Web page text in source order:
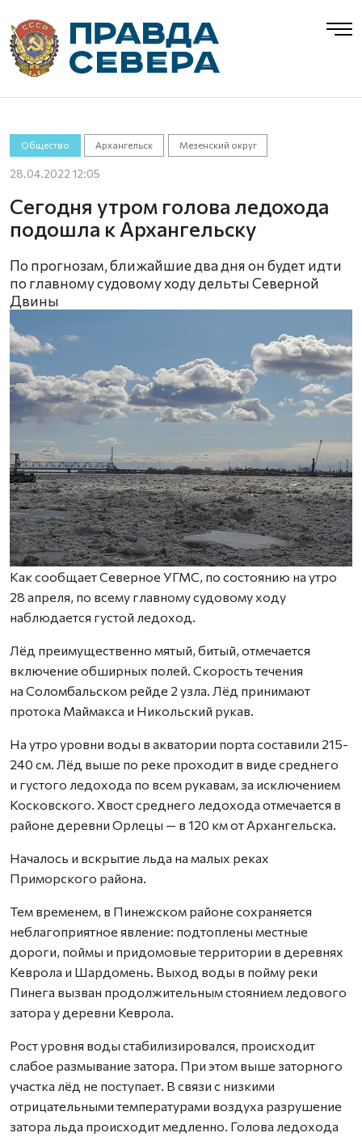
Общество Архангельск Мезенский округ
28.04.2022 12:05
Сегодня утром голова ледохода
подошла к Архангельску
По прогнозам, ближайшие два дня он будет идти
по главному судовому ходу дельты Северной
Двины
Как сообщает Северное УГМС, по состоянию на утро
28 апреля, по всему главному судовому ходу
наблюдается густой ледоход.
Лёд преимущественно мятый, битый, отмечается
включение обширных полей. Скорость течения
на Соломбальском рейде 2 узла. Лёд принимают
протока Маймакса и Никольский рукав.
На утро уровни воды в акватории порта составили 215-
240 см. Лёд выше по реке проходит в виде среднего
и густого ледохода по всем рукавам, за исключением
Косковского. Хвост среднего ледохода отмечается в
районе деревни Орлецы — в 120 км от Архангельска.
Началось и вскрытие льда на малых реках
Приморского района.
Тем временем, в Пинежском районе сохраняется
неблагоприятное явление: подтоплены местные
дороги, поймы и придомовые территории в деревнях
Кеврола и Шардомень. Выход воды в пойму реки
Пинега вызван продолжительным стоянием ледового
затора у деревни Кеврола.
Рост уровня воды стабилизировался, происходит
слабое размывание затора. При этом выше заторного
участка лёд не поступает. В связи с низкими
отрицательными температурами воздуха разрушение
затора льда происходит медленно. Голова ледохода